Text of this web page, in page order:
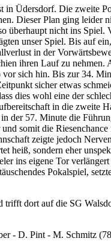
Üdersdorf. Die zweite
Dieser Plan ging leider
überhaupt nicht ins Spiel.
unser Spiel. Bis auf
in der
ihren Lauf zu nehmen.
sich hin. Bis zur 34.
sicher etwas
dies wohl eine der
in die zweite
der 57. Minute die
somit die
zeigte jedoch
heiß, sondern eher
ins eigene Tor
Pokalspiel,
dort auf die SG
- D. Pint - M. Schmitz